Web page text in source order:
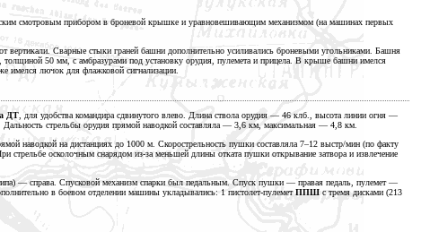
смотровым прибором в броневой крышке и уравновешивающим механизмом (на машинах первых
вертикали. Сварные стыки граней башни дополнительно усиливались броневыми угольниками. Башня
толщиной 50 мм, с амбразурами под установку орудия, пулемета и прицела. В крыше башни имелся
имелся лючок для флажковой сигнализации.
ДТ , для удобства командира сдвинутого влево. Длина ствола орудия — 46 клб., высота линии огня —
стрельбы орудия прямой наводкой составляла — 3,6 км, максимальная — 4,8 км.
наводкой на дистанциях до 1000 м. Скорострельность пушки составляла 7–12 выстр/мин (по факту
стрельбе осколочным снарядом из-за меньшей длины отката пушки открывание затвора и извлечение
—справа. Спусковой механизм спарки был педальным. Спуск пушки — правая педаль, пулемет —
в боевом отделении машины укладывались: 1 пистолет-пулемет ППШ с тремя дисками (213